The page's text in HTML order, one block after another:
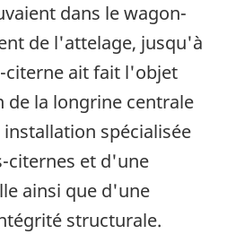
dans le wagon-
de l'attelage, jusqu'à
citerne ait fait l'objet
de la longrine centrale
spécialisée
citernes et d'une
ainsi que d'une
structurale.